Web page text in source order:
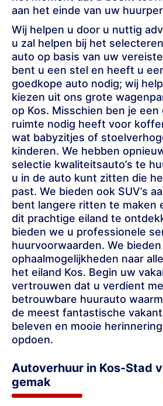
aan het einde van uw
Wij helpen u door u nuttig
u zal helpen bij het
auto op basis van uw
bent u een stel en heeft u
goedkope auto nodig; wij
kiezen uit ons grote
op Kos. Misschien ben je
ruimte nodig heeft voor
wat babyzitjes of
kinderen. We hebben
selectie kwaliteitsauto’s te
u in de auto kunt zitten die
past. We bieden ook SUV’s
bent langere ritten te maken
dit prachtige eiland te
bieden we u professionele
huurvoorwaarden. We
ophaalmogelijkheden naar
het eiland Kos. Begin uw
vertrouwen dat u verdient
betrouwbare huurauto
de meest fantastische
beleven en mooie
opdoen.
Autoverhuur in Kos-Stad
gemak